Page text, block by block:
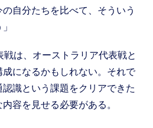
自分たちを比べて、そういう
は、オーストラリア代表戦と
になるかもしれない。それで
識という課題をクリアできた
容を見せる必要がある。